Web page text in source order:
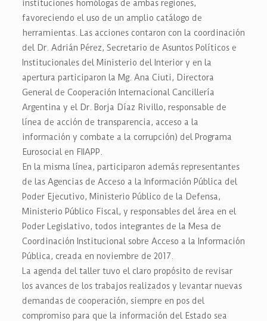
instituciones homólogas de ambas regiones,
favoreciendo el uso de un amplio catálogo de
herramientas. Las acciones contaron con la coordinación
del Dr. Adrián Pérez, Secretario de Asuntos Políticos e
Institucionales del Ministerio del Interior y en la
apertura participaron la Mg. Ana Ciuti, Directora
General de Cooperación Internacional Cancillería
Argentina y el Dr. Borja Díaz Rivillo, responsable de
línea de acción de transparencia, acceso a la
información y combate a la corrupción) del Programa
Eurosocial en FIIAPP.
En la misma línea, participaron además representantes
de las Agencias de Acceso a la Información Pública del
Poder Ejecutivo, Ministerio Público de la Defensa,
Ministerio Público Fiscal, y responsables del área en el
Poder Legislativo, todos integrantes de la Mesa de
Coordinación Institucional sobre Acceso a la Información
Pública, creada en noviembre de 2017.
La agenda del taller tuvo el claro propósito de revisar
los avances de los trabajos realizados y levantar nuevas
demandas de cooperación, siempre en pos del
compromiso para que la información del Estado sea